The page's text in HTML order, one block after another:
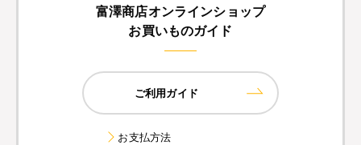
富澤商店オンラインショップ
お買いものガイド
ご利用ガイド
お支払方法